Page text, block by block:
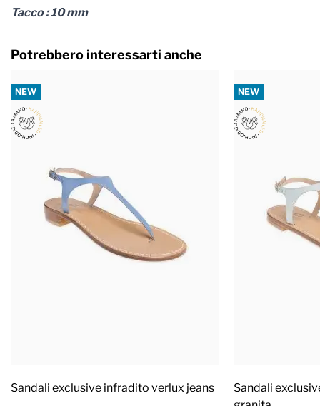
Tacco : 10 mm
Potrebbero interessarti anche
NEW
Sandali exclusive infradito verlux jeans
NEW
Sandali